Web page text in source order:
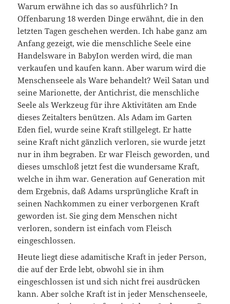
Warum erwähne ich das so ausführlich? In
Offenbarung 18 werden Dinge erwähnt, die in den
letzten Tagen geschehen werden. Ich habe ganz am
Anfang gezeigt, wie die menschliche Seele eine
Handelsware in BabyIon werden wird, die man
verkaufen und kaufen kann. Aber warum wird die
Menschenseele als Ware behandelt? Weil Satan und
seine Marionette, der Antichrist, die menschliche
Seele als Werkzeug für ihre Aktivitäten am Ende
dieses Zeitalters benützen. Als Adam im Garten
Eden fiel, wurde seine Kraft stillgelegt. Er hatte
seine Kraft nicht gänzlich verloren, sie wurde jetzt
nur in ihm begraben. Er war Fleisch geworden, und
dieses umschloß jetzt fest die wundersame Kraft,
welche in ihm war. Generation auf Generation mit
dem Ergebnis, daß Adams ursprüngliche Kraft in
seinen Nachkommen zu einer verborgenen Kraft
geworden ist. Sie ging dem Menschen nicht
verloren, sondern ist einfach vom Fleisch
eingeschlossen.
Heute liegt diese adamitische Kraft in jeder Person,
die auf der Erde lebt, obwohl sie in ihm
eingeschlossen ist und sich nicht frei ausdrücken
kann. Aber solche Kraft ist in jeder Menschenseele,